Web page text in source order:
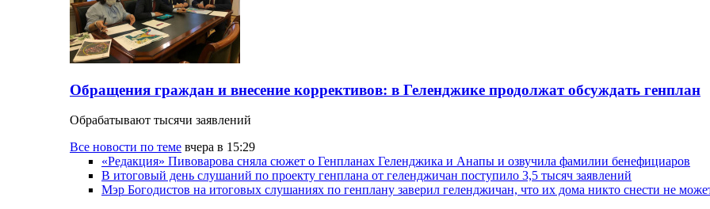
Обращения граждан и внесение коррективов: в Геленджике продолжат обсуждать генплан
Обрабатывают тысячи заявлений
Все новости по теме вчера в 15:29
«Редакция» Пивоварова сняла сюжет о Генпланах Геленджика и Анапы и озвучила фамилии бенефициаров
В итоговый день слушаний по проекту генплана от геленджичан поступило 3,5 тысяч заявлений
Мэр Богодистов на итоговых слушаниях по генплану заверил геленджичан, что их дома никто снести не